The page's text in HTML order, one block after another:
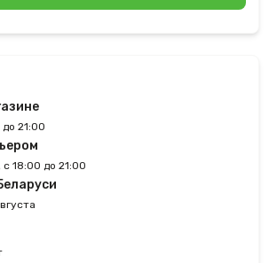
21:00
18:00 до 21:00